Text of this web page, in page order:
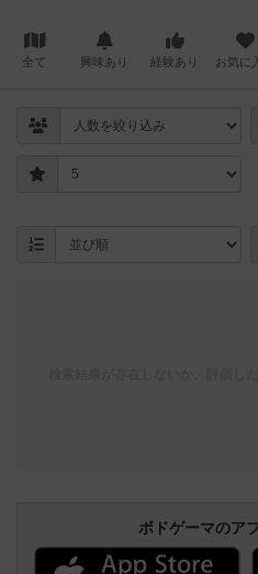
全て 興味あり 経験あり お気に
ボドゲーマのア